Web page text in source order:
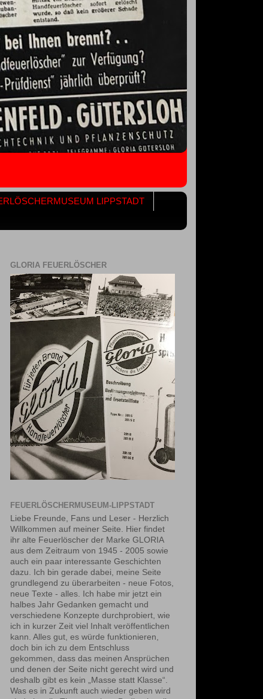
LIPPSTADT
GLORIA FEUERLÖSCHER
FEUERLÖSCHERMUSEUM-LIPPSTADT
Liebe Freunde, Fans und Leser - Herzlich
Willkommen auf meiner Seite. Hier findet
ihr alte Feuerlöscher der Marke GLORIA
aus dem Zeitraum von 1945 - 2005 sowie
auch ein paar interessante Geschichten
dazu. Ich bin gerade dabei, meine Seite
grundlegend zu überarbeiten - neue Fotos,
neue Texte - alles. Ich habe mir jetzt ein
halbes Jahr Gedanken gemacht und
verschiedene Konzepte durchprobiert, wie
ich in kurzer Zeit viel Inhalt veröffentlichen
kann. Alles gut, es würde funktionieren,
doch bin ich zu dem Entschluss
gekommen, dass das meinen Ansprüchen
und denen der Seite nicht gerecht wird und
deshalb gibt es kein „Masse statt Klasse“.
Was es in Zukunft auch wieder geben wird